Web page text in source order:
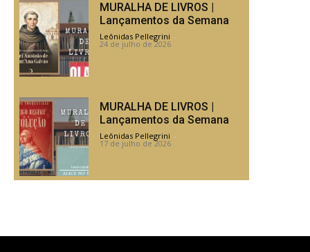
MURALHA DE LIVROS |
Lançamentos da Semana
Leônidas Pellegrini -
24 de julho de 2026
MURALHA DE LIVROS |
Lançamentos da Semana
Leônidas Pellegrini -
17 de julho de 2026